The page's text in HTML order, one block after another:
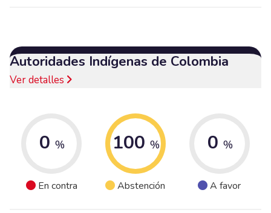
Autoridades Indígenas de Colombia
Ver detalles
0 %
En contra
100 %
Abstención
0 %
A favor